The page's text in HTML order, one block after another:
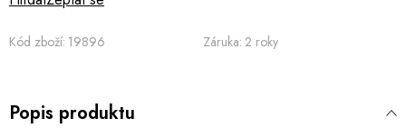
Kód zboží: 19896 Záruka: 2 roky
Popis produktu